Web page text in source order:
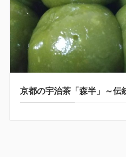
京都の宇治茶「森半」～伝